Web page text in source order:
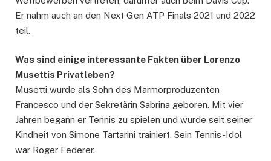
Er nahm auch an den Next Gen ATP Finals 2021 und 2022
teil.
Was sind einige interessante Fakten über Lorenzo
Musettis Privatleben?
Musetti wurde als Sohn des Marmorproduzenten
Francesco und der Sekretärin Sabrina geboren. Mit vier
Jahren begann er Tennis zu spielen und wurde seit seiner
Kindheit von Simone Tartarini trainiert. Sein Tennis-Idol
war Roger Federer.